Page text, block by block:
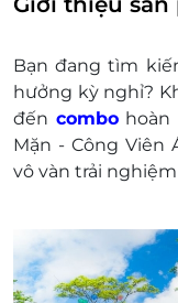
2065 / 0934
mặt,kh ông trả
Khôngápd
khuyến mạikh
M ứcgiátrênđã
Khônghoàn/h
vàđặt muavé
thanh
án
gi ấyvàocửa.
Bạn đang tìm
hưởng kỳ nghỉ?
đến combohoàn
Mặn - Công Viên
vô vàn trải